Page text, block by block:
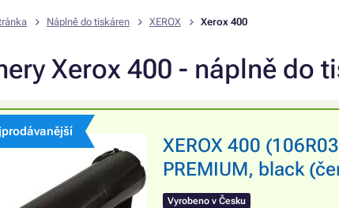
Náplně do tiskáren XEROX Xerox 400
Xerox 400 - náplně do
XEROX 400
PREMIUM, black
Vyrobeno v Česku